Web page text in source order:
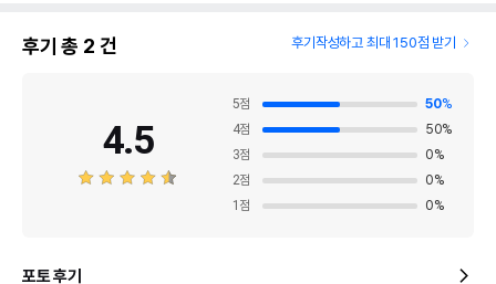
후기 총 2 건 후기작성하고 최대 150점 받기
4.5
5점 50%
4점 50%
3점 0%
2점 0%
1 점 0%
포토 후기